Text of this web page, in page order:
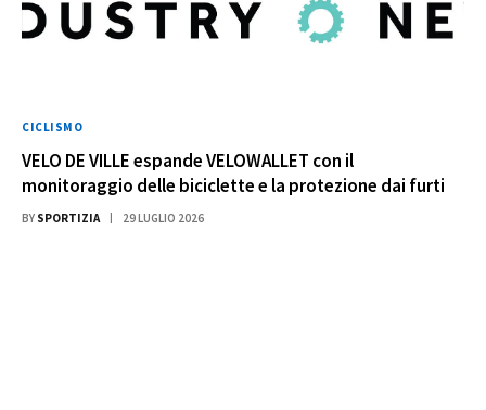
CICLISMO
VELO DE VILLE espande VELOWALLET con il
monitoraggio delle biciclette e la protezione dai furti
BY SPORTIZIA 29 LUGLIO 2026